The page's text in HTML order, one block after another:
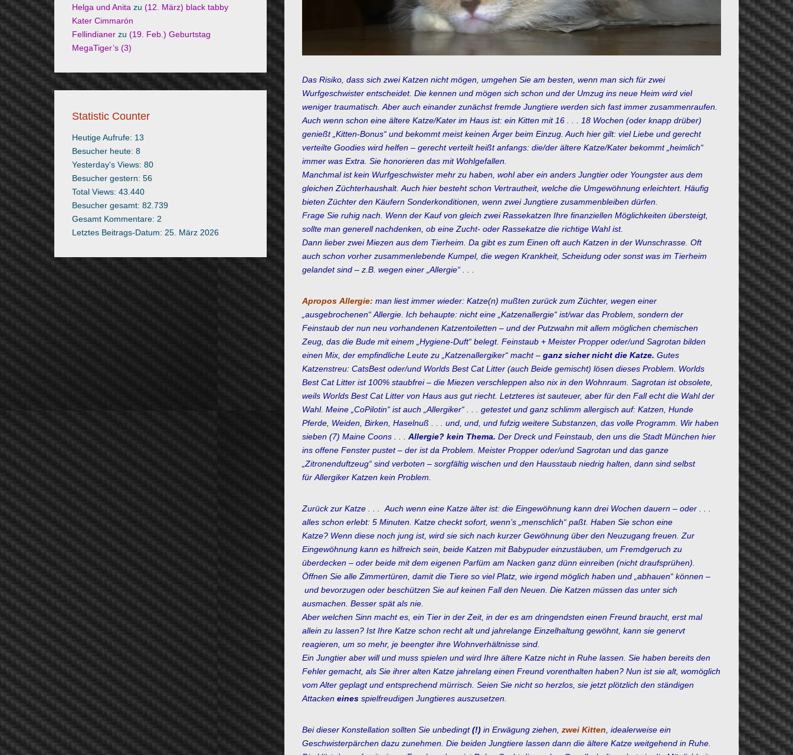
Das Risiko, dass sich zwei Katzen nicht mögen, umgehen Sie am besten, wenn man sich für zwei
Wurfgeschwister entscheidet. Die kennen und mögen sich schon und der Umzug ins neue Heim wird viel
weniger traumatisch.Aber auch einander zunächst fremde Jungtiere werden sich fast immer zusammenraufen.
Auch wenn schon eine ältere Katze/Kater im Haus ist: ein Kitten mit 16 . . . 18 Wochen (oder knapp drüber)
genießt „Kitten-Bonus“ und bekommt meist keinen Ärger beim Einzug. Auch hier gilt: viel Liebe und gerecht
verteilte Goodies wird helfen – gerecht verteilt heißt anfangs: die/der ältere Katze/Kater bekommt „heimlich“
immer was Extra. Sie honorieren das mit Wohlgefallen.
Manchmal ist kein Wurfgeschwister mehr zu haben, wohl aber ein anders Jungtier oder Youngster aus dem
gleichen Züchterhaushalt. Auch hier besteht schon Vertrautheit, welche die Umgewöhnung erleichtert. Häufig
bieten Züchter den Käufern Sonderkonditionen, wenn zwei Jungtiere zusammenbleiben dürfen.
Frage Sie ruhig nach. Wenn der Kauf von gleich zwei Rassekatzen Ihre finanziellen Möglichkeiten übersteigt,
sollte man generell nachdenken, ob eine Zucht- oder Rassekatze die richtige Wahl ist.
Dann lieber zwei Miezen aus dem Tierheim. Da gibt es zum Einen oft auch Katzen in der Wunschrasse. Oft
auch schon vorher zusammenlebende Kumpel, die wegen Krankheit, Scheidung oder sonst was im Tierheim
gelandet sind – z.B. wegen einer „Allergie“ . . .
Apropos Allergie: man liest immer wieder: Katze(n) mußten zurück zum Züchter, wegen einer
„ausgebrochenen“Allergie. Ich behaupte: nicht eine „Katzenallergie“ ist/war das Problem, sondern der
Feinstaub der nun neu vorhandenen Katzentoiletten – und der Putzwahn mit allem möglichen chemischen
Zeug, das die Bude mit einem „Hygiene-Duft“ belegt. Feinstaub + Meister Propper oder/und Sagrotan bilden
einen Mix, der empfindliche Leute zu „Katzenallergiker“ macht – ganz sicher nicht die Katze. Gutes
Katzenstreu: CatsBest oder/und Worlds Best Cat Litter (auch Beide gemischt) lösen dieses Problem. Worlds
Best Cat Litter ist 100% staubfrei – die Miezen verschleppen also nix in den Wohnraum. Sagrotan ist obsolete,
weils Worlds Best Cat Litter von Haus aus gut riecht. Letzteres ist sauteuer, aber für den Fall echt die Wahl der
Wahl. Meine „CoPilotin“ ist auch „Allergiker“ . . . getestet und ganz schlimm allergisch auf: Katzen, Hunde
Pferde, Weiden, Birken, Haselnuß . . . und, und, und fufzig weitere Substanzen, das volle Programm. Wir haben
sieben (7) Maine Coons . . . Allergie? kein Thema. Der Dreck und Feinstaub, den uns die Stadt München hier
ins offene Fenster pustet – der ist da Problem. Meister Propper oder/und Sagrotan und das ganze
„Zitronenduftzeug“ sind verboten – sorgfältig wischen und den Hausstaub niedrig halten, dann sind selbst
fürAllergiker Katzen kein Problem.
Zurück zur Katze . . .Auch wenn eine Katze älter ist: die Eingewöhnung kann drei Wochen dauern – oder . . .
alles schon erlebt: 5 Minuten. Katze checkt sofort, wenn’s „menschlich“ paßt. Haben Sie schon eine
Katze? Wenn diese noch jung ist, wird sie sich nach kurzer Gewöhnung über den Neuzugang freuen. Zur
Eingewöhnung kann es hilfreich sein, beide Katzen mit Babypuder einzustäuben, um Fremdgeruch zu
überdecken – oder beide mit dem eigenen Parfüm am Nacken ganz dünn einreiben (nicht draufsprühen).
Öffnen Sie alle Zimmertüren, damit die Tiere so viel Platz, wie irgend möglich haben und „abhauen“ können –
und bevorzugen oder beschützen Sie auf keinen Fall den Neuen. Die Katzen müssen das unter sich
ausmachen. Besser spät als nie.
Aber welchen Sinn macht es, ein Tier in der Zeit, in der es am dringendsten einen Freund braucht, erst mal
allein zu lassen? Ist Ihre Katze schon recht alt und jahrelange Einzelhaltung gewöhnt, kann sie genervt
reagieren, um so mehr, je beengter ihre Wohnverhältnisse sind.
Ein Jungtier aber will und muss spielen und wird Ihre ältere Katze nicht in Ruhe lassen. Sie haben bereits den
Fehler gemacht, als Sie ihrer alten Katze jahrelang einen Freund vorenthalten haben? Nun ist sie alt, womöglich
vom Alter geplagt und entsprechend mürrisch. Seien Sie nicht so herzlos, sie jetzt plötzlich den ständigen
Attacken eines spielfreudigen Jungtieres auszusetzen.
Bei dieser Konstellation sollten Sie unbedingt(!) in Erwägung ziehen, zwei Kitten, idealerweise ein
Geschwisterpärchen dazu zunehmen. Die beiden Jungtiere lassen dann die ältere Katze weitgehend in Ruhe.
Helga und Anita zu (12. März) black tabby
Kater Cimmarón
Fellindianer zu (19. Feb.) Geburtstag
MegaTiger’s (3)
Statistic Counter
Heutige Aufrufe: 13
Besucher heute: 8
Yesterday's Views: 80
Besucher gestern: 56
Total Views: 43.440
Besucher gesamt: 82.739
Gesamt Kommentare: 2
Letztes Beitrags-Datum: 25. März 2026